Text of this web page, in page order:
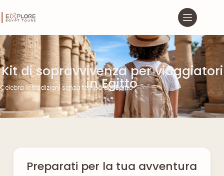
Kit di sopravvivenza per viaggiatori
in Egitto
Celebra le tradizioni senza tempo dell'Egitto
Preparati per la tua avventura